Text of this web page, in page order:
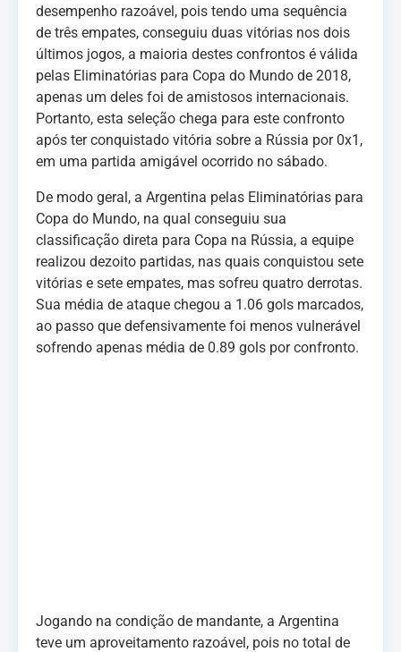
desempenho razoável, pois tendo uma sequência
de três empates, conseguiu duas vitórias nos dois
últimos jogos, a maioria destes confrontos é válida
pelas Eliminatórias para Copa do Mundo de 2018,
apenas um deles foi de amistosos internacionais.
Portanto, esta seleção chega para este confronto
após ter conquistado vitória sobre a Rússia por 0x1,
em uma partida amigável ocorrido no sábado.
De modo geral, a Argentina pelas Eliminatórias para
Copa do Mundo, na qual conseguiu sua
classificação direta para Copa na Rússia, a equipe
realizou dezoito partidas, nas quais conquistou sete
vitórias e sete empates, mas sofreu quatro derrotas.
Sua média de ataque chegou a 1.06 gols marcados,
ao passo que defensivamente foi menos vulnerável
sofrendo apenas média de 0.89 gols por confronto.
Jogando na condição de mandante, a Argentina
teve um aproveitamento razoável, pois no total de